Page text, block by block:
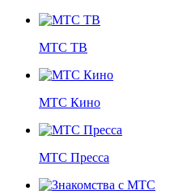
МТС ТВ
МТС Кино
МТС Пресса